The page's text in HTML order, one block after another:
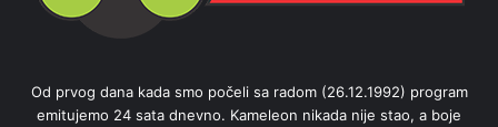
Od prvog dana kada smo počeli sa radom (26.12.1992) program
emitujemo 24 sata dnevno. Kameleon nikada nije stao, a boje